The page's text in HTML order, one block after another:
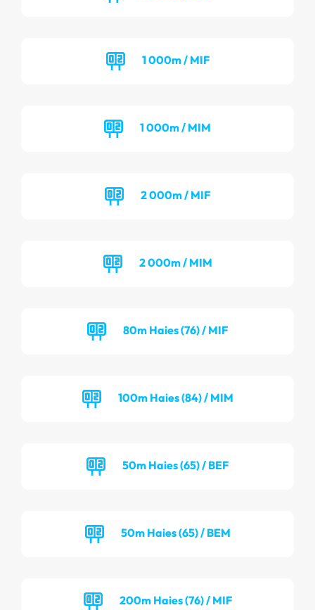
1 000m / MIF
1 000m / MIM
2 000m / MIF
2 000m / MIM
80m Haies (76) / MIF
100m Haies (84) / MIM
50m Haies (65) / BEF
50m Haies (65) / BEM
200m Haies (76) / MIF